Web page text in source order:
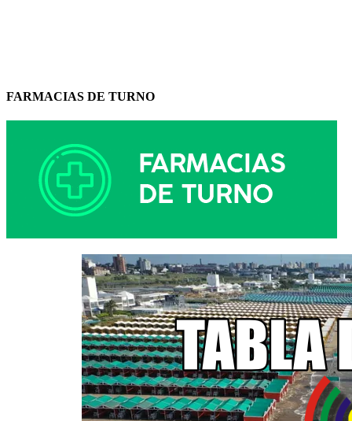
FARMACIAS DE TURNO